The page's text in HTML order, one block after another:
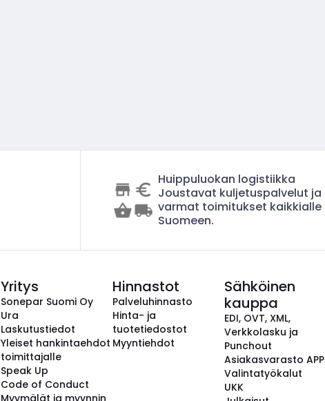
Huippuluokan logistiikka
Joustavat kuljetuspalvelut ja
varmat toimitukset kaikkialle
Suomeen.
Yritys
Sonepar Suomi Oy
Ura
Laskutustiedot
Yleiset hankintaehdot
toimittajalle
Speak Up
Code of Conduct
Myymälät ja myynnin
Hinnastot
Palveluhinnasto
Hinta- ja
tuotetiedostot
Myyntiehdot
Sähköinen
kauppa
EDI, OVT, XML,
Verkkolasku ja
Punchout
Asiakasvarasto APP
Valintatyökalut
UKK